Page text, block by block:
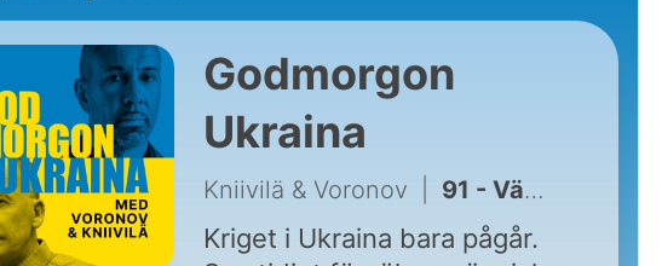
Godmorgon
Ukraina
Kniivilä & Voronov 91 - Världens mat blir dyrare när Putin bombar Odessa
Kriget i Ukraina bara pågår.